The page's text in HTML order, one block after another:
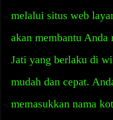
melalui situs web
akan membantu Anda
Jati yang berlaku di
mudah dan cepat.
memasukkan nama